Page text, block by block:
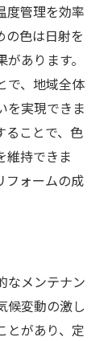
度管理を効率
の色は日射を
あります。
で、地域全体
を実現できま
ることで、色
維持できま
フォームの成
なメンテナン
候変動の激し
とがあり、定